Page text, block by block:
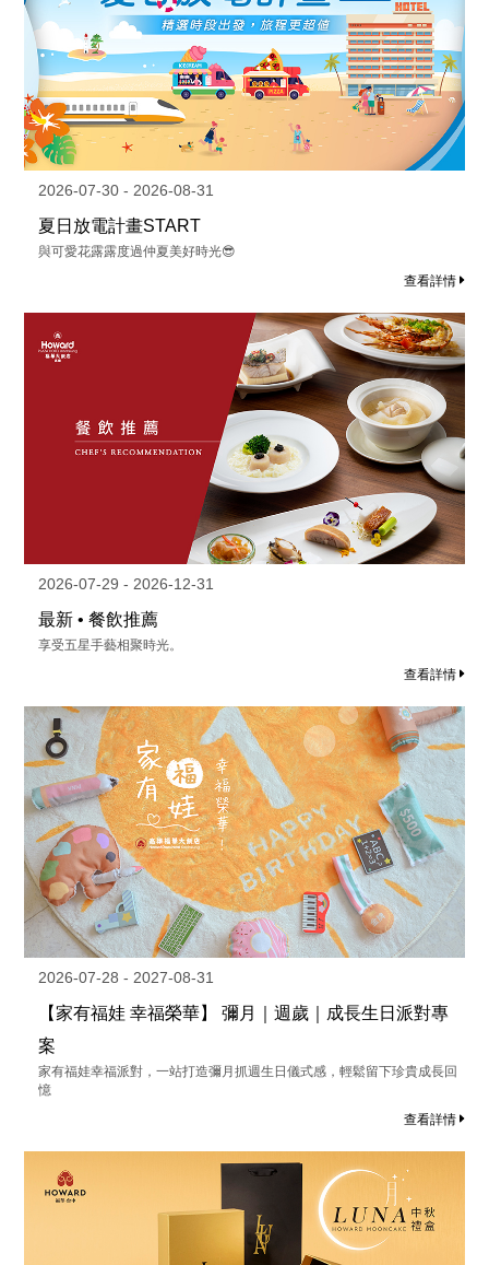
2026-07-30 - 2026-08-31
夏日放電計畫START
與可愛花露露度過仲夏美好時光😎
查看詳情
2026-07-29 - 2026-12-31
最新 • 餐飲推薦
享受五星手藝相聚時光。
查看詳情
2026-07-28 - 2027-08-31
【家有福娃 幸福榮華】 彌月｜週歲｜成長生日派對專
案
家有福娃幸福派對，一站打造彌月抓週生日儀式感，輕鬆留下珍貴成長回
憶
查看詳情